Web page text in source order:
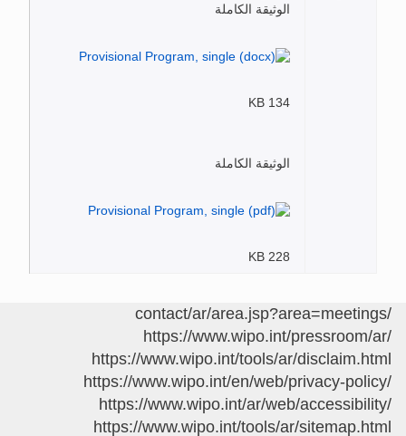
الوثيقة الكاملة
134 KB
الوثيقة الكاملة
228 KB
/contact/ar/area.jsp?area=meetings
https://www.wipo.int/pressroom/ar/
https://www.wipo.int/tools/ar/disclaim.html
https://www.wipo.int/en/web/privacy-policy/
https://www.wipo.int/ar/web/accessibility/
https://www.wipo.int/tools/ar/sitemap.html